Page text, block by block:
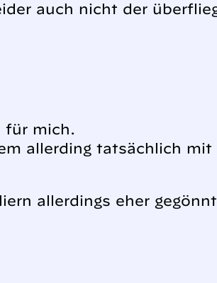
auch nicht der
für mich.
allerding tatsächlich mit
allerdings eher